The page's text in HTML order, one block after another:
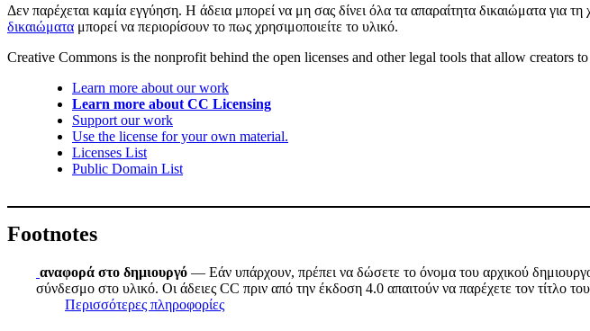
Δεν παρέχεται καμία εγγύηση. Η άδεια μπορεί να μη σας δίνει όλα τα απαραίτητα δικαιώματα για
δικαιώματα μπορεί να περιορίσουν το πως χρησιμοποιείτε το υλικό.
Creative Commons is the nonprofit behind the open licenses and other legal tools that allow creators
Learn more about our work
Learn more about CC Licensing
Support our work
Use the license for your own material.
Licenses List
Public Domain List
Footnotes
αναφορά στο δημιουργό — Εάν υπάρχουν, πρέπει να δώσετε το όνομα του αρχικού
σύνδεσμο στο υλικό. Οι άδειες CC πριν από την έκδοση 4.0 απαιτούν να παρέχετε τον τίτλο
Περισσότερες πληροφορίες